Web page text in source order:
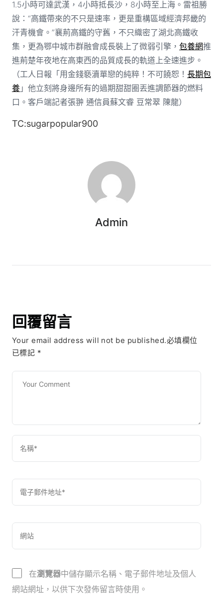
1.5小時可達武漢，4小時抵長沙，8小時至上海。雷祖勝
說：“高鐵帶來的不只是速率，更是重構區域經濟邦畿的
汗青機會。”襄荊高鐵的守舊，不只織密了湖北高鐵收
集，更為鄂中城市群融會成長裝上了微弱引擎， 包養網推
進荊楚年夜地在高東西的品質成長的軌道上全速進步。
（工人日報「用金錢褻瀆單戀的純粹！不可饒恕！ 長期包
養」他立刻將身邊所有的過期甜甜圈丟進調節器的燃料
口。客戶端記者張翀 通信員蘇文睿 豆常翠 陳龍）
TC:sugarpopular900
Admin
回覆留言
Your email address will not be published.必填欄位
已標記 *
在瀏覽器中儲存顯示名稱、電子郵件地址及個人
網站網址，以供下次發佈留言時使用。